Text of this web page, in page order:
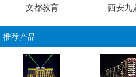
文都教育 西安九
推荐产品